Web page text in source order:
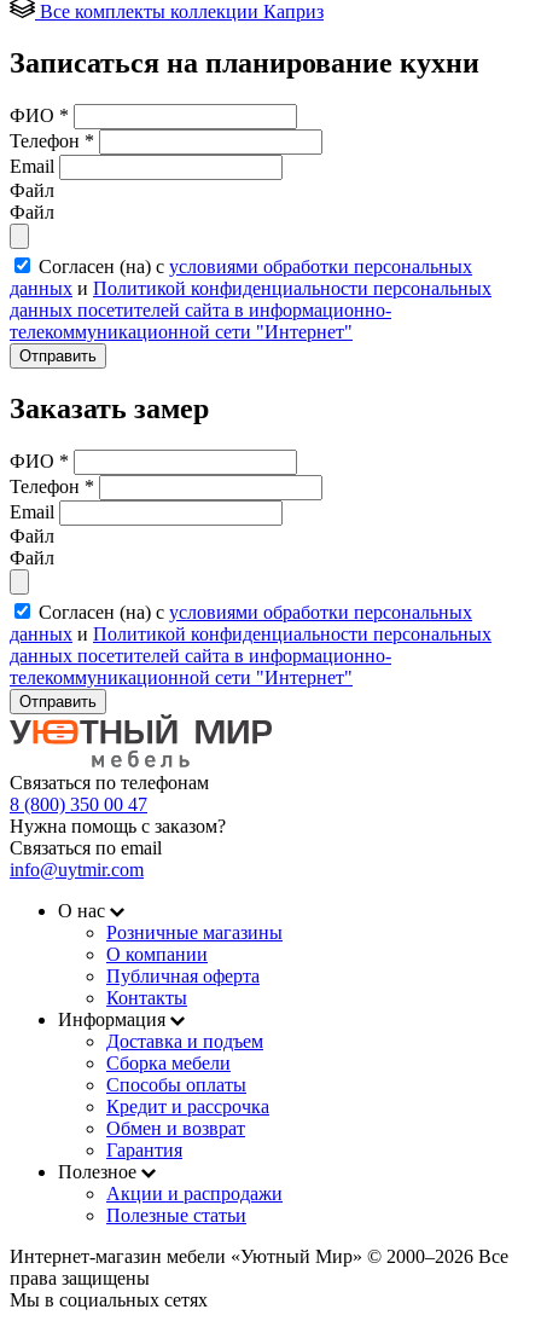
Все комплекты коллекции Каприз
Записаться на планирование кухни
ФИО *
Телефон *
Email
Файл
Файл
Согласен (на) с условиями обработки персональных
данных и Политикой конфиденциальности персональных
данных посетителей сайта в информационно-
телекоммуникационной сети "Интернет"
Отправить
Заказать замер
ФИО *
Телефон *
Email
Файл
Файл
Согласен (на) с условиями обработки персональных
данных и Политикой конфиденциальности персональных
данных посетителей сайта в информационно-
телекоммуникационной сети "Интернет"
Отправить
Связаться по телефонам
8 (800) 350 00 47
Нужна помощь с заказом?
Связаться по email
info@uytmir.com
О нас
Розничные магазины
О компании
Публичная оферта
Контакты
Информация
Доставка и подъем
Сборка мебели
Способы оплаты
Кредит и рассрочка
Обмен и возврат
Гарантия
Полезное
Акции и распродажи
Полезные статьи
Интернет-магазин мебели «Уютный Мир» © 2000‒2026 Все
права защищены
Мы в социальных сетях